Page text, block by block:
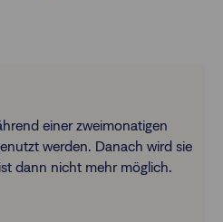
einer zweimonatigen
werden. Danach wird sie
dann nicht mehr möglich.